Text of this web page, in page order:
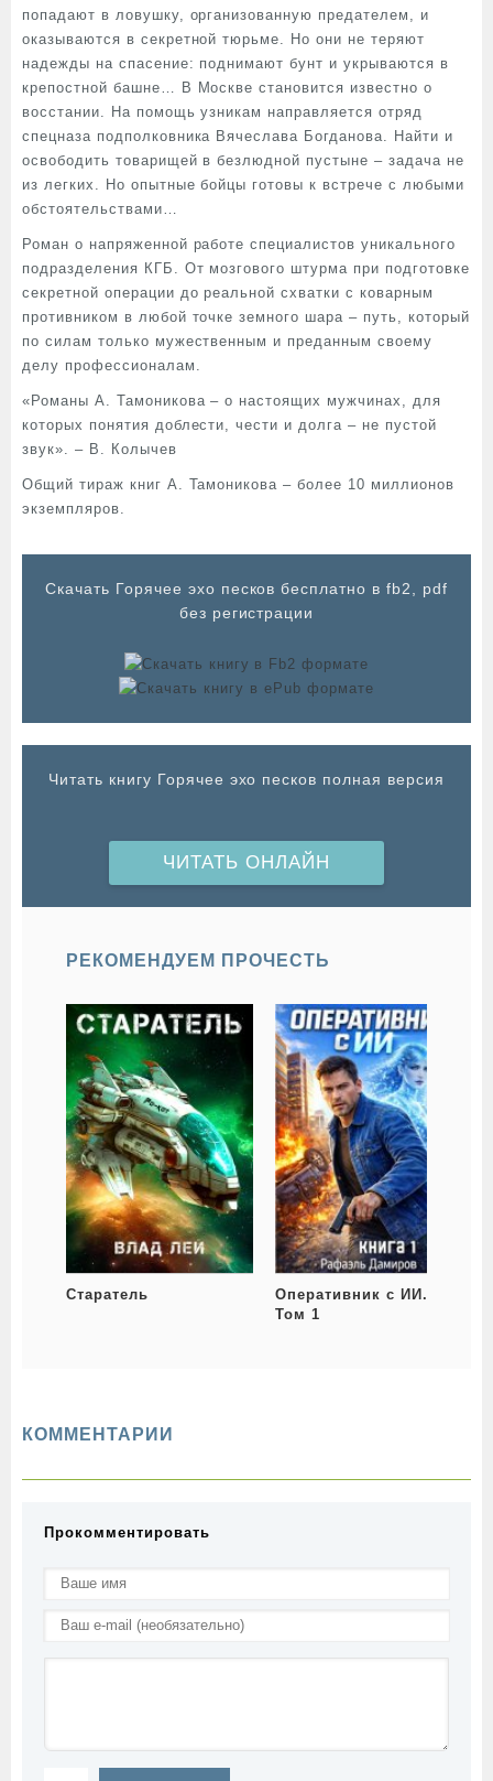
попадают в ловушку, организованную предателем, и
оказываются в секретной тюрьме. Но они не теряют
надежды на спасение: поднимают бунт и укрываются в
крепостной башне… В Москве становится известно о
восстании. На помощь узникам направляется отряд
спецназа подполковника Вячеслава Богданова. Найти и
освободить товарищей в безлюдной пустыне – задача не
из легких. Но опытные бойцы готовы к встрече с любыми
обстоятельствами…
Роман о напряженной работе специалистов уникального
подразделения КГБ. От мозгового штурма при подготовке
секретной операции до реальной схватки с коварным
противником в любой точке земного шара – путь, который
по силам только мужественным и преданным своему
делу профессионалам.
«Романы А. Тамоникова – о настоящих мужчинах, для
которых понятия доблести, чести и долга – не пустой
звук». – В. Колычев
Общий тираж книг А. Тамоникова – более 10 миллионов
экземпляров.
Cкачать Горячее эхо песков бесплатно в fb2, pdf
без регистрации
Читать книгу Горячее эхо песков полная версия
ЧИТАТЬ ОНЛАЙН
РЕКОМЕНДУЕМ ПРОЧЕСТЬ
Старатель
Оперативник с ИИ.
Том 1
КОММЕНТАРИИ
Прокомментировать